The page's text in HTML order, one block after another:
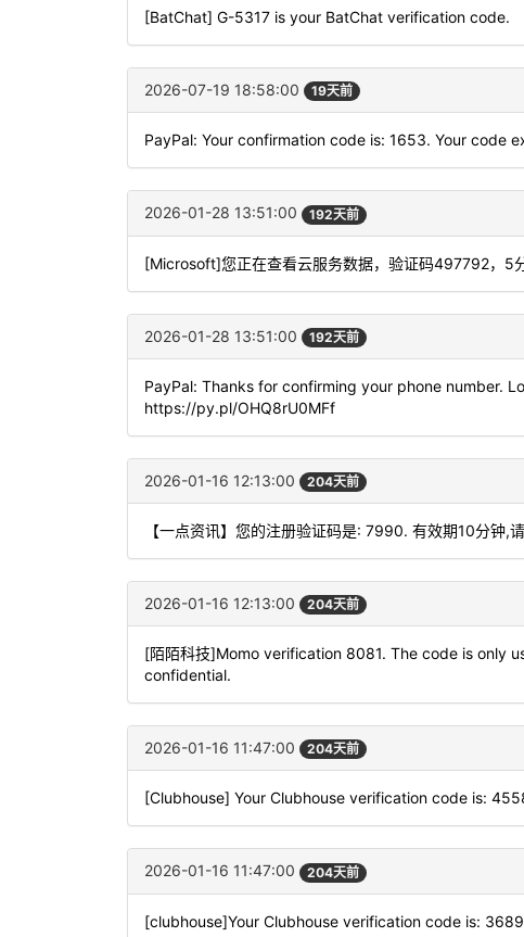
[BatChat] G-5317 is your BatChat verification code.
2026-07-19 18:58:00 19天前
PayPal: Your confirmation code is: 1653. Your code
2026-01-28 13:51:00 192天前
[Microsoft]您正在查看云服务数据，验证码497792，5
2026-01-28 13:51:00 192天前
PayPal: Thanks for confirming your phone number.
https://py.pl/OHQ8rU0MFf
2026-01-16 12:13:00 204天前
【一点资讯】您的注册验证码是: 7990. 有效期10分钟,
2026-01-16 12:13:00 204天前
[陌陌科技]Momo verification 8081. The code is only
confidential.
2026-01-16 11:47:00 204天前
[Clubhouse] Your Clubhouse verification code is:
2026-01-16 11:47:00 204天前
[clubhouse]Your Clubhouse verification code is: 3689